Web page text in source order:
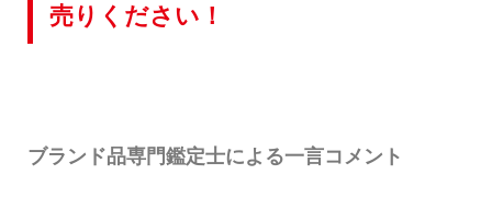
売りください！
ブランド品専門鑑定士による一言コメント